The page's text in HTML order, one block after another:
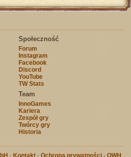
Społeczność
Forum
Instagram
Facebook
Discord
YouTube
TW Stats
Team
InnoGames
Kariera
Zespół gry
Twórcy gry
Historia